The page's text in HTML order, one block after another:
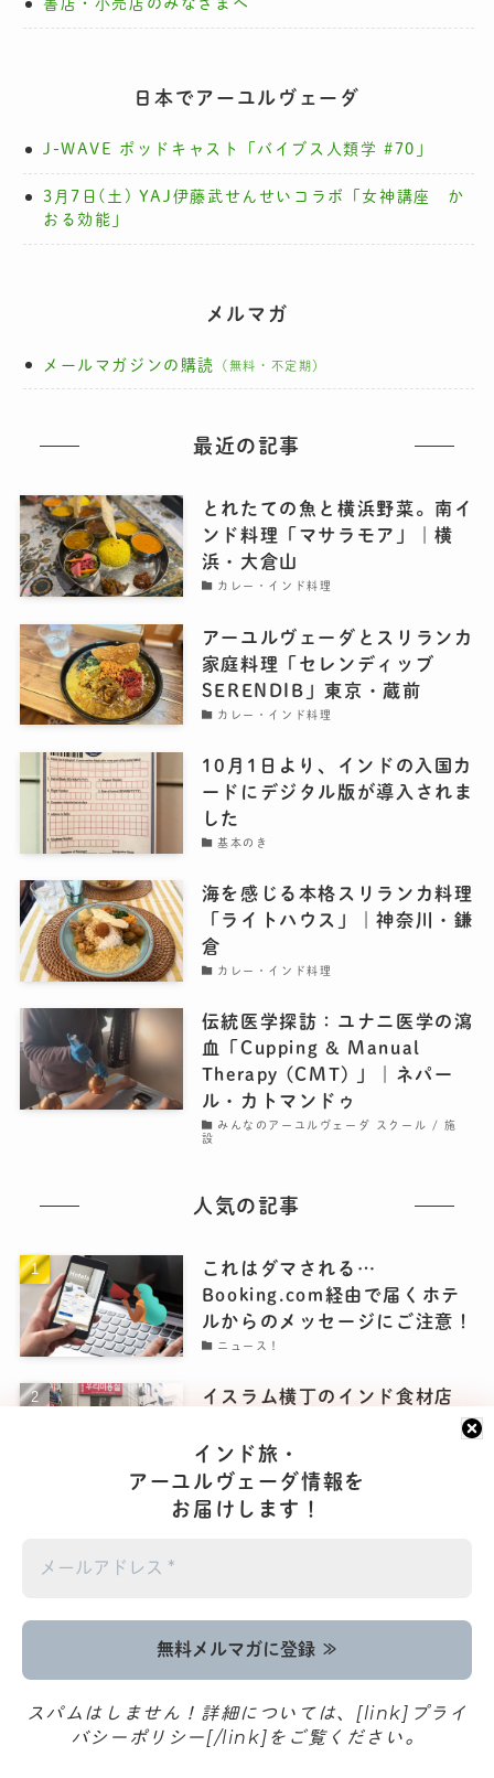
インド旅・
アーユルヴェーダ情報を
お届けします！
スパムはしません！詳細については、[link]プライ
バシーポリシー[/link]をご覧ください。
書店・小売店のみなさまへ
日本でアーユルヴェーダ
J-WAVE ポッドキャスト「バイブス人類学 #70」
3月7日(土) YAJ伊藤武せんせいコラボ「女神講座 か
おる効能」
メルマガ
メールマガジンの購読 （無料・不定期）
最近の記事
とれたての魚と横浜野菜。南イ
ンド料理「マサラモア」｜横
浜・大倉山
カレー・インド料理
アーユルヴェーダとスリランカ
家庭料理「セレンディッブ
SERENDIB」東京・蔵前
カレー・インド料理
10月1日より、インドの入国カ
ードにデジタル版が導入されま
した
基本のき
海を感じる本格スリランカ料理
「ライトハウス」｜神奈川・鎌
倉
カレー・インド料理
伝統医学探訪：ユナニ医学の瀉
血「Cupping & Manual
Therapy (CMT) 」｜ネパー
ル・カトマンドゥ
みんなのアーユルヴェーダ スクール / 施
設
人気の記事
これはダマされる…
Booking.com経由で届くホテ
ルからのメッセージにご注意！
ニュース！
イスラム横丁のインド食材店
Jannat Halal Food Shop」｜
東京・新大久保
お店・モノ・場所
基本のき
新しくなったインド国鉄
IRCTCのホームページで、電